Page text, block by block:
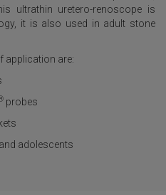
ultrathin uretero-renoscope is
it is also used in adult stone
application are:
probes
adolescents